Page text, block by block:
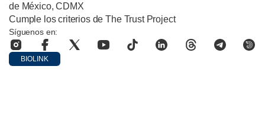
de México, CDMX
Cumple los criterios de The Trust Project
Síguenos en:
BIOLINK